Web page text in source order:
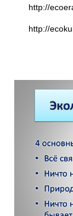
http://
http://